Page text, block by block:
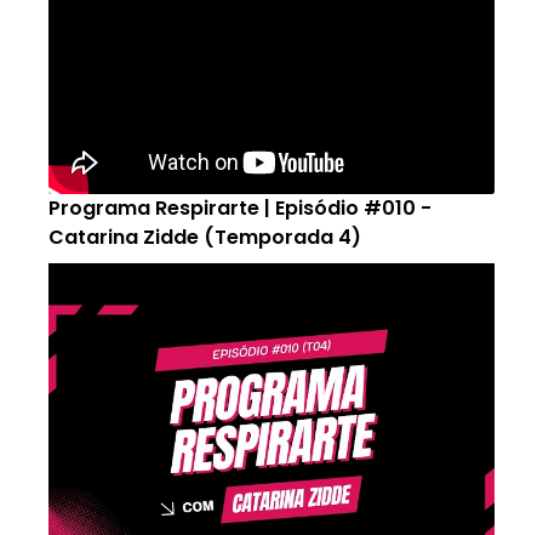
Programa Respirarte | Episódio #010 -
Catarina Zidde (Temporada 4)